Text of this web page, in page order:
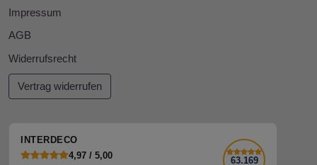
Impressum
AGB
Widerrufsrecht
Vertrag widerrufen
INTERDECO
4,97 / 5,00
63.169